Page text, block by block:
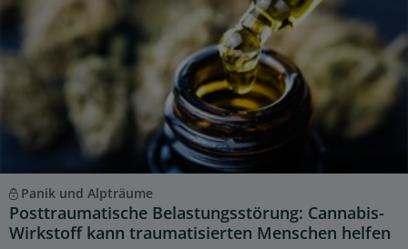
Panik und Alpträume
Posttraumatische Belastungsstörung: Cannabis-
Wirkstoff kann traumatisierten Menschen helfen